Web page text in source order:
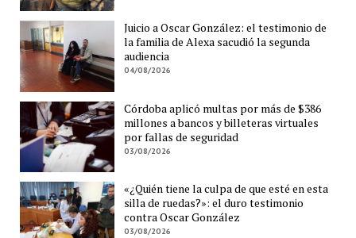
Juicio a Oscar González: el testimonio de
la familia de Alexa sacudió la segunda
audiencia
04/08/2026
Córdoba aplicó multas por más de $386
millones a bancos y billeteras virtuales
por fallas de seguridad
03/08/2026
«¿Quién tiene la culpa de que esté en esta
silla de ruedas?»: el duro testimonio
contra Oscar González
03/08/2026